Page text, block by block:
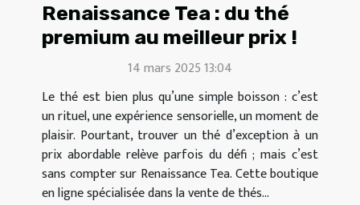
Renaissance Tea : du thé
premium au meilleur prix !
14 mars 2025 13:04
Le thé est bien plus qu’une simple boisson : c’est
un rituel, une expérience sensorielle, un moment de
plaisir. Pourtant, trouver un thé d’exception à un
prix abordable relève parfois du défi ; mais c’est
sans compter sur Renaissance Tea. Cette boutique
en ligne spécialisée dans la vente de thés...